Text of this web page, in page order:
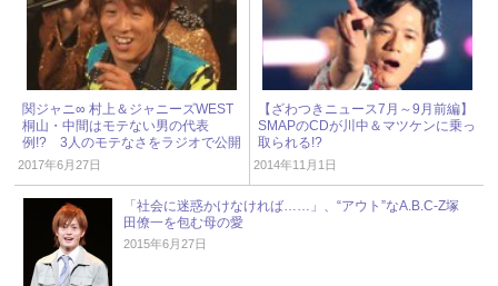
関ジャニ∞ 村上＆ジャニーズWEST
桐山・中間はモテない男の代表
例!? 3人のモテなさをラジオで公開
判定！
2017年6月27日
【ざわつきニュース7月～9月前編】
SMAPのCDが川中＆マツケンに乗っ
取られる!?
2014年11月1日
「社会に迷惑かけなければ……」、“アウト”なA.B.C-Z塚
田僚一を包む母の愛
2015年6月27日